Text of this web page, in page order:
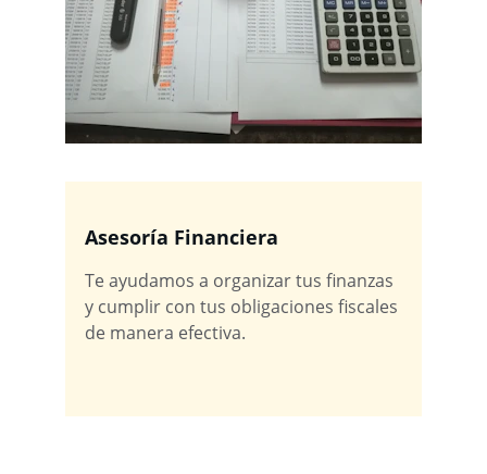
Asesoría Financiera
Te ayudamos a organizar tus finanzas
y cumplir con tus obligaciones fiscales
de manera efectiva.